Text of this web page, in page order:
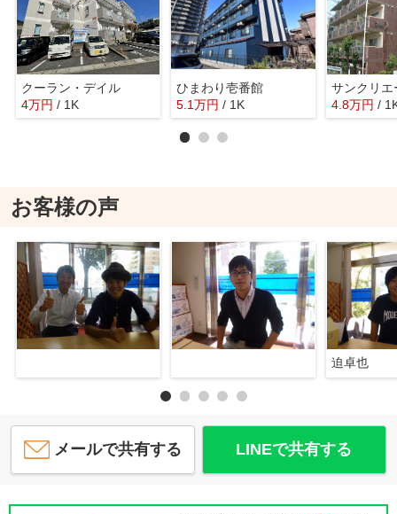
クーラン・デイル
4万円 / 1K
ひまわり壱番館
5.1万円 / 1K
サンクリエ
4.8万円 /
お客様の声
迫卓也
メールで共有する LINEで共有する